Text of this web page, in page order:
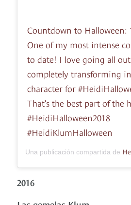
Countdown to Halloween:
One of my most intense
to date! I love going all
completely transforming
character for
That’s the best part of the
#HeidiHalloween2018
#HeidiKlumHalloween
Una publicación compartida de
2016